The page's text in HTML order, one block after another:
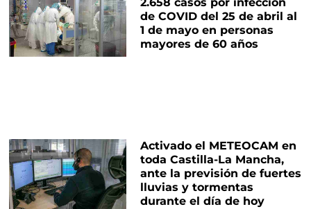
de COVID del 25 de abril al
1 de mayo en personas
mayores de 60 años
Activado el METEOCAM en
toda Castilla-La Mancha,
ante la previsión de fuertes
lluvias y tormentas
durante el día de hoy